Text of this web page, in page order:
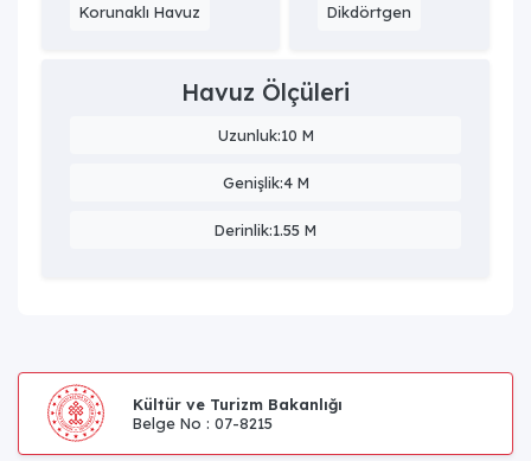
Korunaklı Havuz Dikdörtgen
Havuz Ölçüleri
Uzunluk:10 M
Genişlik:4 M
Derinlik:1.55 M
Kültür ve Turizm Bakanlığı
Belge No : 07-8215